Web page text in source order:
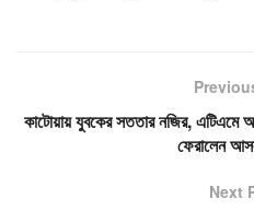
কাটোয়ায় যুবকের সততার নজির, এটিএমে
ফেরালেন
Next